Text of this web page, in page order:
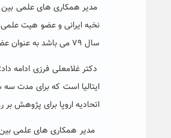
مدیر همکاری های علمی بین
سال ۷۹ می باشد به عنوان عضو هیات علمی وابسته گروه شیمی دانشگاه حکیم سبزواری منعقد شد.
دکتر غلامعلی فرزی ادامه
ایتالیا است که برای مدت
اتحادیه اروپا برای پژوهش